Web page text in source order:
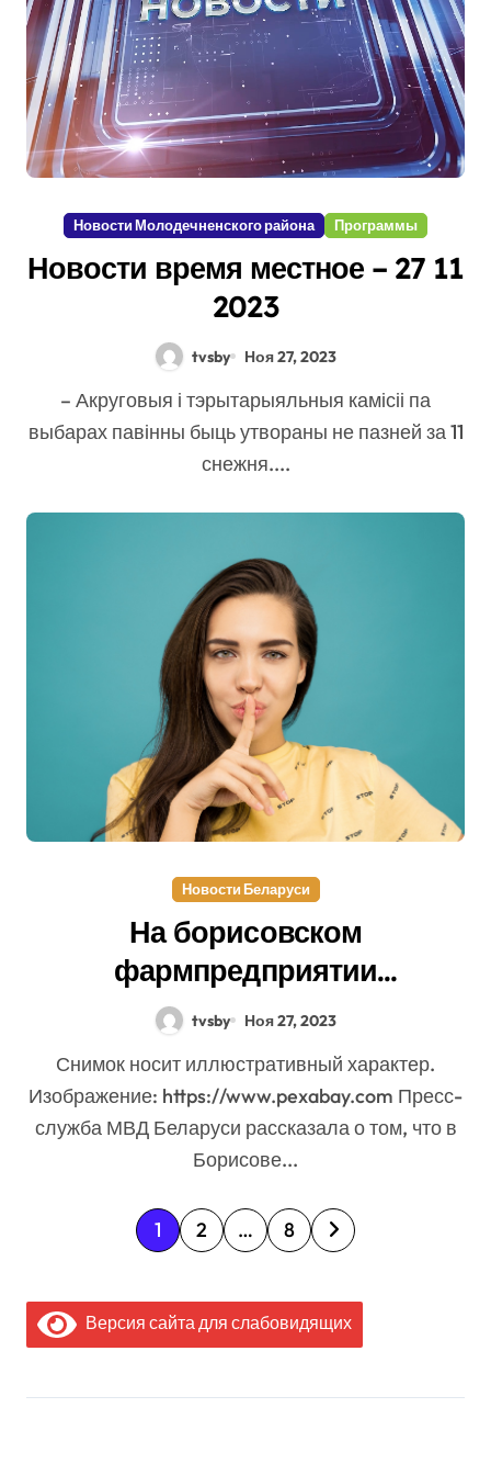
Новости Молодечненского района Программы
Новости время местное – 27 11
2023
tvsby Ноя 27, 2023
– Акруговыя і тэрытарыяльныя камісіі па
выбарах павінны быць утвораны не пазней за 11
снежня....
Новости Беларуси
На борисовском
фармпредприятии
предотвратили вывоз за
рубеж коммерческой тайны на
миллион
tvsby Ноя 27, 2023
Снимок носит иллюстративный характер.
Изображение: https://www.pexabay.com Пресс-
служба МВД Беларуси рассказала о том, что в
Борисове...
П
г
н
1 2 … 8
Версия сайта для слабовидящих